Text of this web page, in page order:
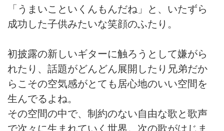
「うまいこといくんもんだね」と、いたずら
成功した子供みたいな笑顔のふたり。
初披露の新しいギターに触ろうとして嫌がら
れたり、話題がどんどん展開したり兄弟だか
らこその空気感がとても居心地のいい空間を
生んでるよね。
その空間の中で、制約のない自由な歌と歌声
で次々に生まれていく世界。次の歌がはじま